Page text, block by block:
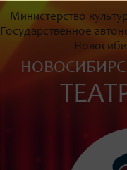
Министерство
Государственное